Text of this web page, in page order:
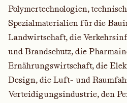
Polymertechnologien,
Spezialmaterialien für die
Landwirtschaft, die
und Brandschutz, die
Ernährungswirtschaft, die
Design, die Luft- und
Verteidigungsindustrie, den